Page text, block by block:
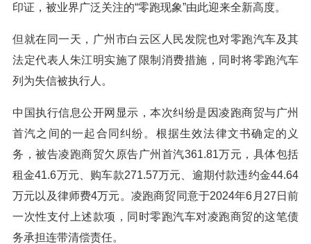
印证，被业界广泛关注的“零跑现象”由此迎来全新高度。
但就在同一天，广州市白云区人民发院也对零跑汽车及其
法定代表人朱江明实施了限制消费措施，同时将零跑汽车
列为失信被执行人。
中国执行信息公开网显示，本次纠纷是因凌跑商贸与广州
首汽之间的一起合同纠纷。根据生效法律文书确定的义
务，被告凌跑商贸欠原告广州首汽361.81万元，具体包括
租金41.6万元、购车款271.57万元、逾期付款违约金44.64
万元以及律师费4万元。凌跑商贸同意于2024年6月27日前
一次性支付上述款项，同时零跑汽车对凌跑商贸的这笔债
务承担连带清偿责任。